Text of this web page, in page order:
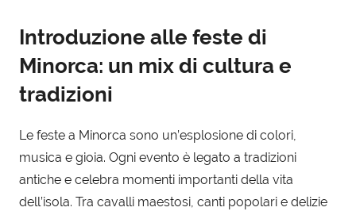
Introduzione alle feste di
Minorca: un mix di cultura e
tradizioni
Le feste a Minorca sono un’esplosione di colori,
musica e gioia. Ogni evento è legato a tradizioni
antiche e celebra momenti importanti della vita
dell’isola. Tra cavalli maestosi, canti popolari e delizie